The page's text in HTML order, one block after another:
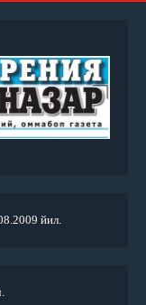
йил.